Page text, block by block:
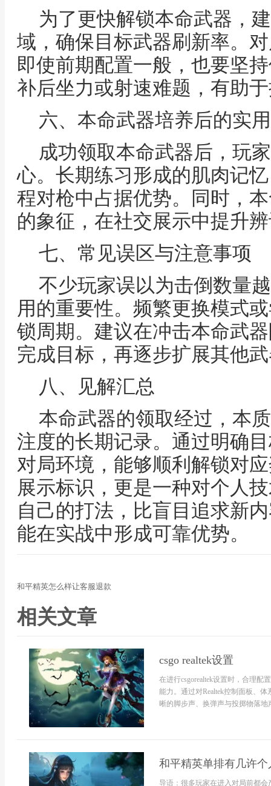
为了更快解锁本命武器，
域，确保目标武器刷新率。
即使前期配置一般，也要坚
补后坐力或射速难题，有助
六、本命武器培养后的实
成功领取本命武器后，玩
心。长期练习形成的肌肉记
程对枪中占据优势。同时，
的象征，在社交展示中提升
七、常见误区与注意事项
不少玩家误以为击倒数量
用的重要性。频繁更换模式
锁周期。建议在冲击本命武
完成目标，再逐步扩展其他
八、见解汇总
本命武器的领取经过，本
注度的长期记录。通过明确
对局环境，能够顺利解锁对
展示标识，更是一种对个人
自己的打法，比盲目追求新
能在实战中形成可靠优势。
和平精英怎么样让客服退款
相关文章
csgo realtek设置
在进行csgorealtek设置时，合理配
能力。通过对Realtek控制面板、
晰的脚步声、换弹声与投掷物落
和平精英单排有几许个
导语：很多玩家在进入对局前都